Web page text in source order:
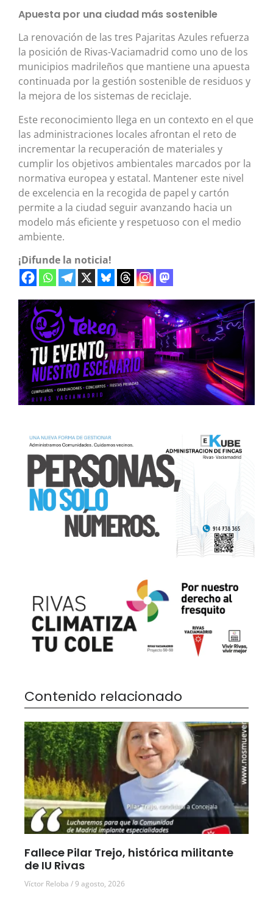
Apuesta por una ciudad más sostenible
La renovación de las tres Pajaritas Azules refuerza
la posición de Rivas-Vaciamadrid como uno de los
municipios madrileños que mantiene una apuesta
continuada por la gestión sostenible de residuos y
la mejora de los sistemas de reciclaje.
Este reconocimiento llega en un contexto en el que
las administraciones locales afrontan el reto de
incrementar la recuperación de materiales y
cumplir los objetivos ambientales marcados por la
normativa europea y estatal. Mantener este nivel
de excelencia en la recogida de papel y cartón
permite a la ciudad seguir avanzando hacia un
modelo más eficiente y respetuoso con el medio
ambiente.
¡Difunde la noticia!
Contenido relacionado
Fallece Pilar Trejo, histórica militante
de IU Rivas
Víctor Reloba 9 agosto, 2026